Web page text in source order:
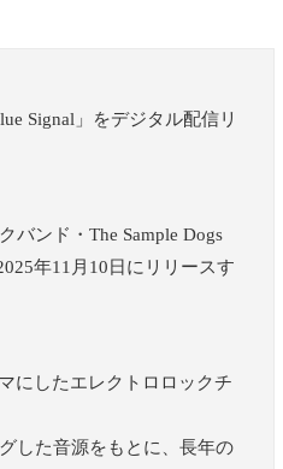
Signal」をデジタル配信リ
バンド・The Sample Dogs
年11月10日にリリースす
にしたエレクトロロックチ
した音源をもとに、長年の